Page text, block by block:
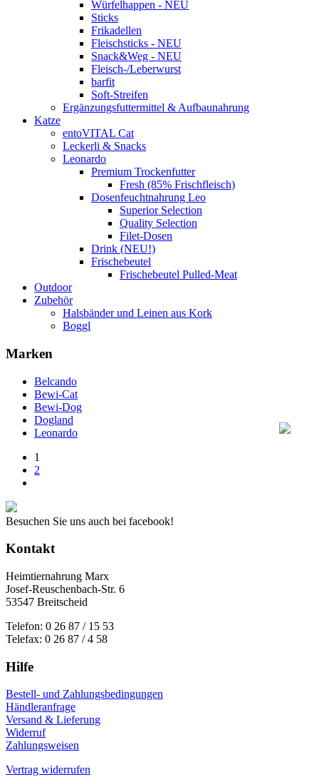
Würfelhappen - NEU
Sticks
Frikadellen
Fleischsticks - NEU
Snack&Weg - NEU
Fleisch-/Leberwurst
barfit
Soft-Streifen
Ergänzungsfuttermittel & Aufbaunahrung
Katze
entoVITAL Cat
Leckerli & Snacks
Leonardo
Premium Trockenfutter
Fresh (85% Frischfleisch)
Dosenfeuchtnahrung Leo
Superior Selection
Quality Selection
Filet-Dosen
Drink (NEU!)
Frischebeutel
Frischebeutel Pulled-Meat
Outdoor
Zubehör
Halsbänder und Leinen aus Kork
Boggl
Marken
Belcando
Bewi-Cat
Bewi-Dog
Dogland
Leonardo
1
2
Besuchen Sie uns auch bei facebook!
Kontakt
Heimtiernahrung Marx
Josef-Reuschenbach-Str. 6
53547 Breitscheid
Telefon: 0 26 87 / 15 53
Telefax: 0 26 87 / 4 58
Hilfe
Bestell- und Zahlungsbedingungen
Händleranfrage
Versand & Lieferung
Widerruf
Zahlungsweisen
Vertrag widerrufen